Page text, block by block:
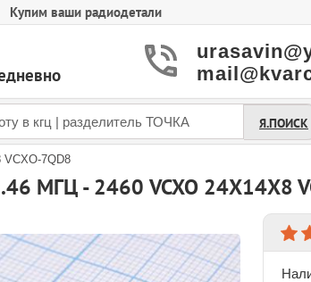
Купим ваши радиодетали
Я.ПОИСК
VCXO-7QD8
МГЦ - 2460 VCXO 24X14X8